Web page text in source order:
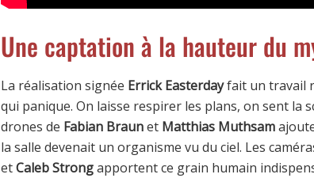
Une captation à la hauteur du
La réalisation signée Errick Easterdayfait un travail
qui panique. On laisse respirer les plans, on sent la
drones de Fabian Braunet Matthias Muthsam
la salle devenait un organisme vu du ciel. Les
etCaleb Strongapportent ce grain humain